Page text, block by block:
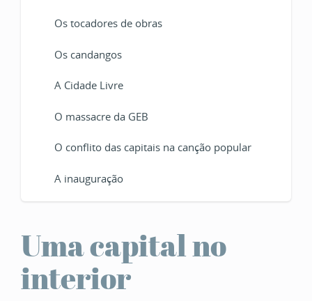
Os tocadores de obras
Os candangos
A Cidade Livre
O massacre da GEB
O conflito das capitais na canção popular
A inauguração
Uma capital no
interior